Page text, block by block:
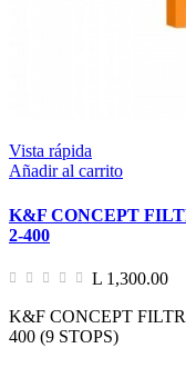
Vista rápida
Añadir al carrito
K&F CONCEPT
2-400
L 1,300.00
K&F CONCEPT
400 (9 STOPS)